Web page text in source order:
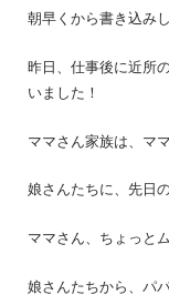
朝早くから書き込みし
昨日、仕事後に近所
いました！
ママさん家族は、マ
娘さんたちに、先日
ママさん、ちょっと
娘さんたちから、パ